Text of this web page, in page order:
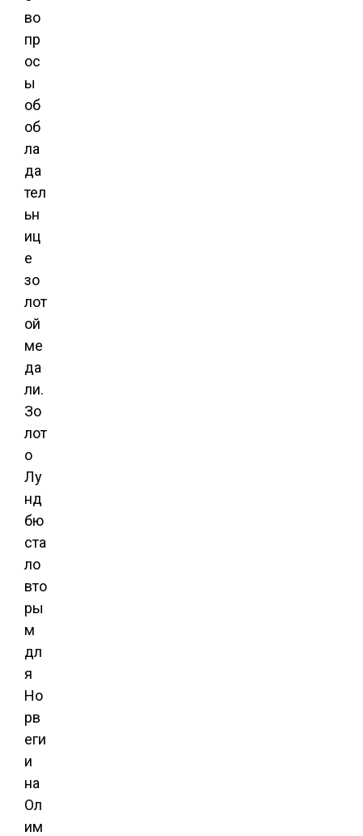
во
пр
ос
ы
об
об
ла
да
тел
ьн
иц
е
зо
лот
ой
ме
да
ли.
Зо
лот
о
Лу
нд
бю
ста
ло
вто
ры
м
дл
я
Но
рв
еги
и
на
Ол
им